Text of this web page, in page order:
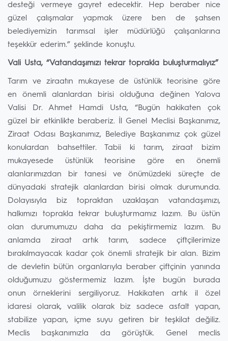
desteği vermeye gayret edecektir. Hep beraber nice
güzel çalışmalar yapmak üzere ben de şahsen
belediyemizin tarımsal işler müdürlüğü çalışanlarına
teşekkür ederim.” şeklinde konuştu.
Vali Usta, “Vatandaşımızı tekrar toprakla buluşturmalıyız”
Tarım ve ziraatın mukayese de üstünlük teorisine göre
en önemli alanlardan birisi olduğuna değinen Yalova
Valisi Dr. Ahmet Hamdi Usta, “Bugün hakikaten çok
güzel bir etkinlikte beraberiz. İl Genel Meclisi Başkanımız,
Ziraat Odası Başkanımız, Belediye Başkanımız çok güzel
konulardan bahsettiler. Tabii ki tarım, ziraat bizim
mukayesede üstünlük teorisine göre en önemli
alanlarımızdan bir tanesi ve önümüzdeki süreçte de
dünyadaki stratejik alanlardan birisi olmak durumunda.
Dolayısıyla biz topraktan uzaklaşan vatandaşımızı,
halkımızı toprakla tekrar buluşturmamız lazım. Bu üstün
olan durumumuzu daha da pekiştirmemiz lazım. Bu
anlamda ziraat artık tarım, sadece çiftçilerimize
bırakılmayacak kadar çok önemli stratejik bir alan. Bizim
de devletin bütün organlarıyla beraber çiftçinin yanında
olduğumuzu göstermemiz lazım. İşte bugün burada
onun örneklerini sergiliyoruz. Hakikaten artık il özel
idaresi olarak, valilik olarak biz sadece asfalt yapan,
stabilize yapan, içme suyu getiren bir teşkilat değiliz.
Meclis başkanımızla da görüştük. Genel meclis